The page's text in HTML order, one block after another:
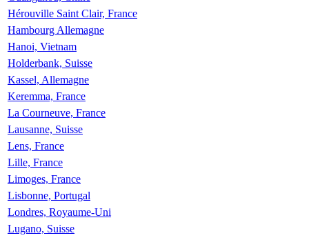
Hérouville Saint Clair, France
Hambourg Allemagne
Hanoi, Vietnam
Holderbank, Suisse
Kassel, Allemagne
Keremma, France
La Courneuve, France
Lausanne, Suisse
Lens, France
Lille, France
Limoges, France
Lisbonne, Portugal
Londres, Royaume-Uni
Lugano, Suisse